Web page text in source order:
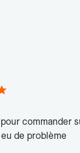
commander
de problème